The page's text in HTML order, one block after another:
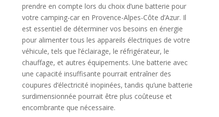
prendre en compte lors du choix d’une batterie pour
votre camping-car en Provence-Alpes-Côte d’Azur. Il
est essentiel de déterminer vos besoins en énergie
pour alimenter tous les appareils électriques de votre
véhicule, tels que l’éclairage, le réfrigérateur, le
chauffage, et autres équipements. Une batterie avec
une capacité insuffisante pourrait entraîner des
coupures d’électricité inopinées, tandis qu’une batterie
surdimensionnée pourrait être plus coûteuse et
encombrante que nécessaire.